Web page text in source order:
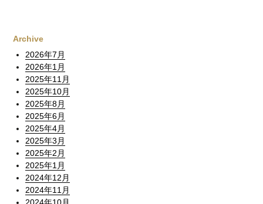
Archive
2026年7月
2026年1月
2025年11月
2025年10月
2025年8月
2025年6月
2025年4月
2025年3月
2025年2月
2025年1月
2024年12月
2024年11月